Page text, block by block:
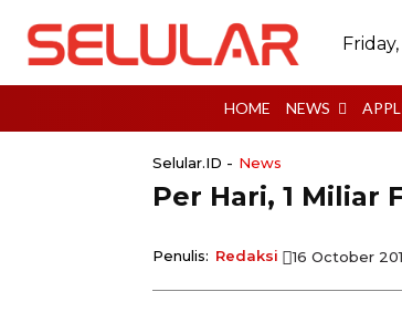
HOME NEWS
Selular.ID - News
Per Hari, 1 Miliar
Penulis: Redaksi 16 October